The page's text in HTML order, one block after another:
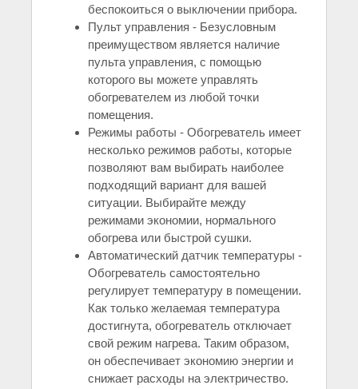
беспокоиться о выключении прибора.
Пульт управления - Безусловным
преимуществом является наличие
пульта управления, с помощью
которого вы можете управлять
обогревателем из любой точки
помещения.
Режимы работы - Обогреватель имеет
несколько режимов работы, которые
позволяют вам выбирать наиболее
подходящий вариант для вашей
ситуации. Выбирайте между
режимами экономии, нормального
обогрева или быстрой сушки.
Автоматический датчик температуры -
Обогреватель самостоятельно
регулирует температуру в помещении.
Как только желаемая температура
достигнута, обогреватель отключает
свой режим нагрева. Таким образом,
он обеспечивает экономию энергии и
снижает расходы на электричество.